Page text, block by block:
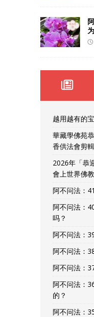
越用越有的
華藏學佛苑
香供法會剪輯
2026年「恭
會上世界佛
阿不问法：
阿不问法：
吗？
阿不问法：
阿不问法：
阿不问法：
阿不问法：
的？
阿不问法：